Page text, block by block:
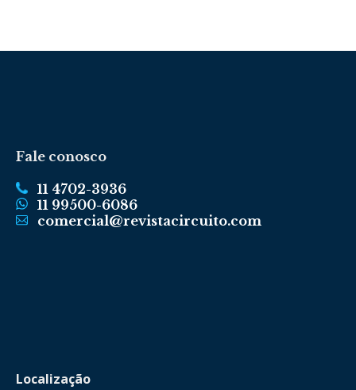
Fale conosco
11 4702-3936
11 99500-6086
comercial@revistacircuito.com
Localização